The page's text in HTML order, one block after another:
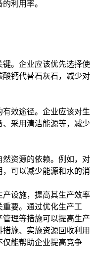
利用率。
。企业应该优先选择使
钙代替石灰石，减少对
效途径。企业应该对生
采用清洁能源等，减少
资源的依赖。例如，对
可以减少能源和水的消
设施，提高其生产效率
要。通过优化生产工
理等措施可以提高生产
施、实施资源回收利用
能帮助企业提高竞争